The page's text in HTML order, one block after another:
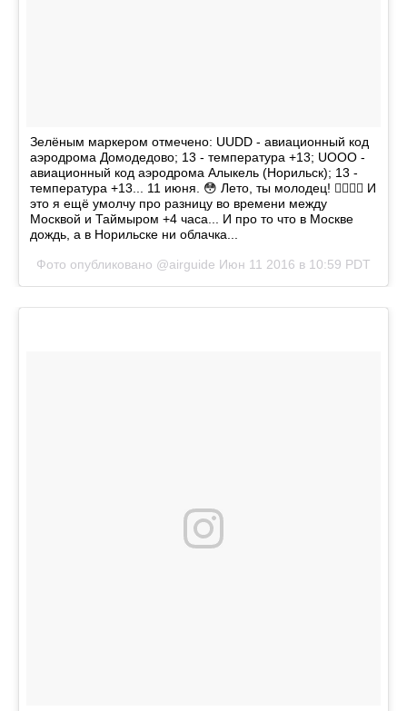
Зелёным маркером отмечено: UUDD - авиационный код
аэродрома Домодедово; 13 - температура +13; UOOO -
авиационный код аэродрома Алыкель (Норильск); 13 -
температура +13... 11 июня. 😳 Лето, ты молодец! 👍🏻💪🏻 И
это я ещё умолчу про разницу во времени между
Москвой и Таймыром +4 часа... И про то что в Москве
дождь, а в Норильске ни облачка...
Фото опубликовано @airguide Июн 11 2016 в 10:59 PDT